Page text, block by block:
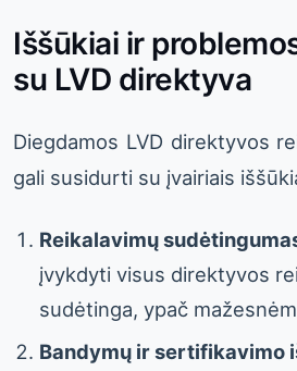
Iššūkiai ir
su LVD direktyva
Diegdamos LVD direktyvos
gali susidurti su įvairiais
Reikalavimų
įvykdyti visus direktyvos
sudėtinga, ypač
Bandymų ir sertifikavimo